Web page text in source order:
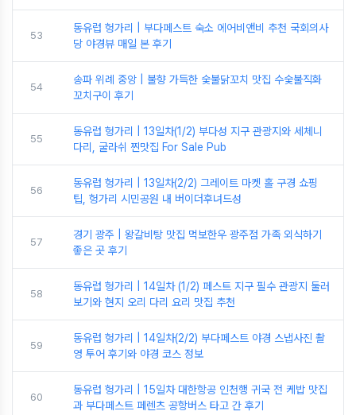
53
동유럽 헝가리 | 부다페스트 숙소 에어비앤비 추천 국회의사
당 야경뷰 매일 본 후기
54
송파 위례 중앙 | 불향 가득한 숯불닭꼬치 맛집 수숯불직화
꼬치구이 후기
55
동유럽 헝가리 | 13일차(1/2) 부다성 지구 관광지와 세체니
다리, 굴라쉬 찐맛집 For Sale Pub
56
동유럽 헝가리 | 13일차(2/2) 그레이트 마켓 홀 구경 쇼핑
팁, 헝가리 시민공원 내 버이더후녀드성
57
경기 광주 | 왕갈비탕 맛집 먹보한우 광주점 가족 외식하기
좋은 곳 후기
58
동유럽 헝가리 | 14일차 (1/2) 페스트 지구 필수 관광지 둘러
보기와 현지 오리 다리 요리 맛집 추천
59
동유럽 헝가리 | 14일차(2/2) 부다페스트 야경 스냅사진 촬
영 투어 후기와 야경 코스 정보
60
동유럽 헝가리 | 15일차 대한항공 인천행 귀국 전 케밥 맛집
과 부다페스트 페렌츠 공항버스 타고 간 후기